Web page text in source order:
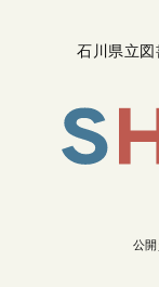
石川県立図
公